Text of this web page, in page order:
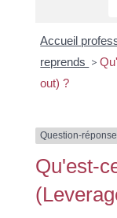
Accueil
reprends >
out) ?
Question-réponse
Qu'est-